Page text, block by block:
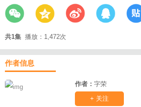
共1集 播放：1,472次
作者信息
作者：字荣
+ 关注